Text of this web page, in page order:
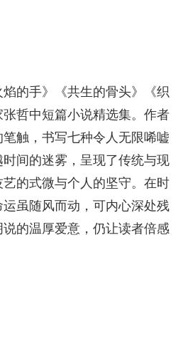
的手》《共生的骨头》《织
哲中短篇小说精选集。作者
触，书写七种令人无限唏嘘
间的迷雾，呈现了传统与现
的式微与个人的坚守。在时
虽随风而动，可内心深处残
的温厚爱意，仍让读者倍感